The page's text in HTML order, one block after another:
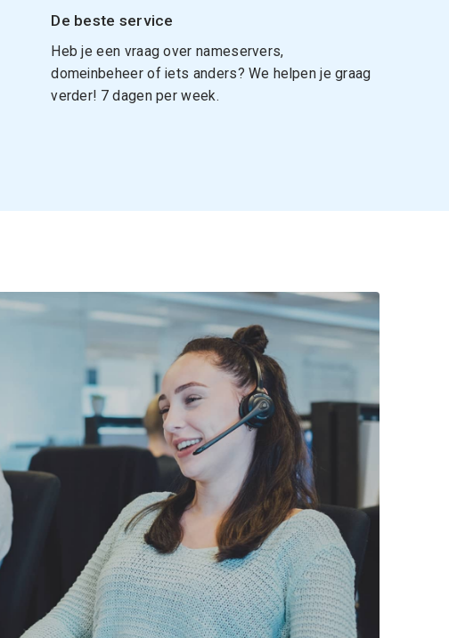
De beste service
Heb je een vraag over nameservers,
domeinbeheer of iets anders? We helpen je graag
verder! 7 dagen per week.